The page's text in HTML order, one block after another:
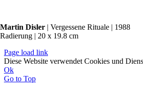
Martin Disler| Vergessene Rituale | 1988
Radierung | 20 x 19.8 cm
Page load link
Diese Website verwendet Cookies und
Ok
Go to Top